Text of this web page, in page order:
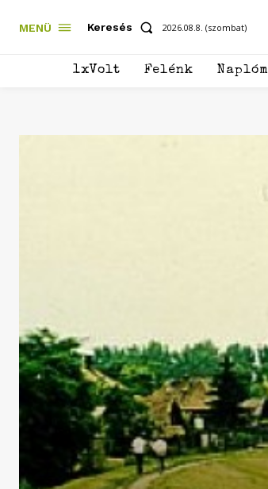
MENÜ Keresés 2026.08.8. (szombat)
1xVolt Felénk Naplóm